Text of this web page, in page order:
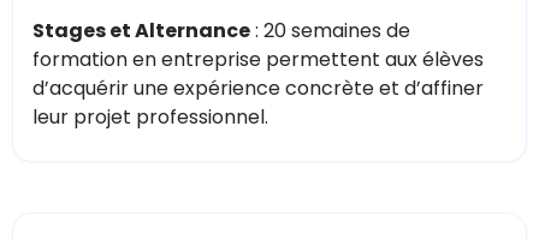
Stages et Alternance: 20 semaines de
formation en entreprise permettent aux élèves
d’acquérir une expérience concrète et d’affiner
leur projet professionnel.